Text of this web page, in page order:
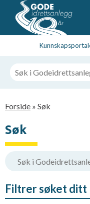
hovedsideinnhold
Navigasjonssti
Forside Søk
Søk
Filtrer søket ditt